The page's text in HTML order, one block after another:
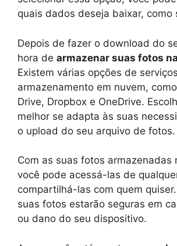
quais dados deseja baixar, como
Depois de fazer o download do
hora de armazenar suas fotos
Existem várias opções de
armazenamento em nuvem,
Drive, Dropbox e OneDrive.
melhor se adapta às suas
o upload do seu arquivo de fotos.
Com as suas fotos armazenadas
você pode acessá-las de
compartilhá-las com quem
suas fotos estarão seguras em
ou dano do seu dispositivo.